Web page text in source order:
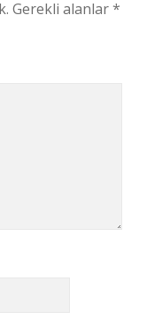
Gerekli alanlar*